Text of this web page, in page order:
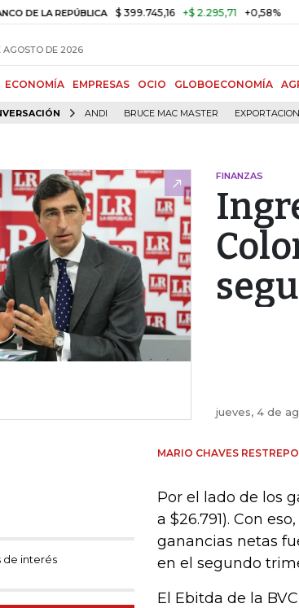
LA REPÚBLICA $ 399.745,16 +$ 2.295,71 +0,58%
AGOSTO DE 2026
ECONOMÍA EMPRESAS OCIO GLOBOECONOMÍA
ANDI BRUCE MAC MASTER
FINANZAS
jueves, 4 de
de interés
MARIO CHAVES RESTREPO
Por el lado de los
a $26.791). Con
ganancias netas
en el segundo
El Ebitda de la